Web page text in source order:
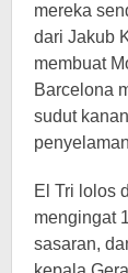
mereka
dari Jakub
membuat
Barcelona
sudut
El Tri lolos
mengingat
sasaran,